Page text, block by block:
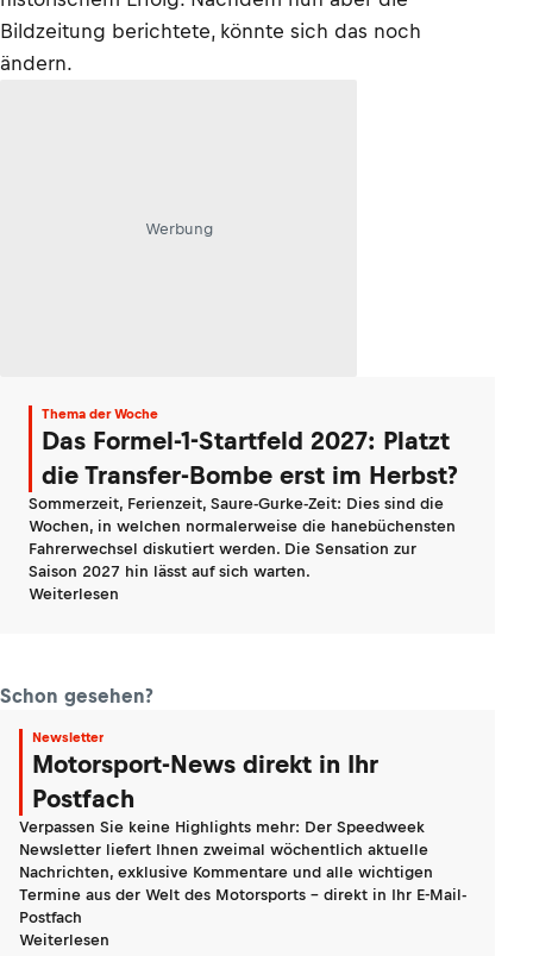
Bildzeitung berichtete, könnte sich das noch
ändern.
Werbung
Thema der Woche
Das Formel-1-Startfeld 2027: Platzt
die Transfer-Bombe erst im Herbst?
Sommerzeit, Ferienzeit, Saure-Gurke-Zeit: Dies sind die
Wochen, in welchen normalerweise die hanebüchensten
Fahrerwechsel diskutiert werden. Die Sensation zur
Saison 2027 hin lässt auf sich warten.
Weiterlesen
Schon gesehen?
Newsletter
Motorsport-News direkt in Ihr
Postfach
Verpassen Sie keine Highlights mehr: Der Speedweek
Newsletter liefert Ihnen zweimal wöchentlich aktuelle
Nachrichten, exklusive Kommentare und alle wichtigen
Termine aus der Welt des Motorsports - direkt in Ihr E-Mail-
Postfach
Weiterlesen